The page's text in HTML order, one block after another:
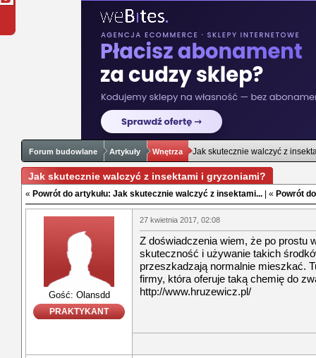
Forum budowlane Artykuły Wnętrza Jak skutecznie walczyć z
Jak skutecznie walczyć z insektami i gryzoniami?
« Powrót do artykułu: Jak skutecznie walczyć z insektami... | « Powrót
Gość: Olansdd
PRAKTYKANT
27 kwietnia 2017, 02:08
Z doświadczenia wiem, że po prostu
skuteczność i używanie takich
przeszkadzają normalnie mieszkać.
firmy, która oferuje taką chemię do
http://www.hruzewicz.pl/